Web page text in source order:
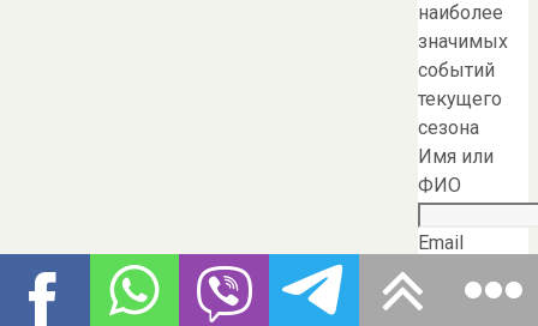
наиболее
значимых
событий
текущего
сезона
Имя или
ФИО
Email
Я даю